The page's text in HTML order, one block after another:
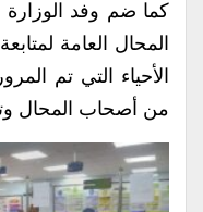
كما ضم وفد الوزارة
المحال العامة
الأحياء التي تم
من أصحاب المحال